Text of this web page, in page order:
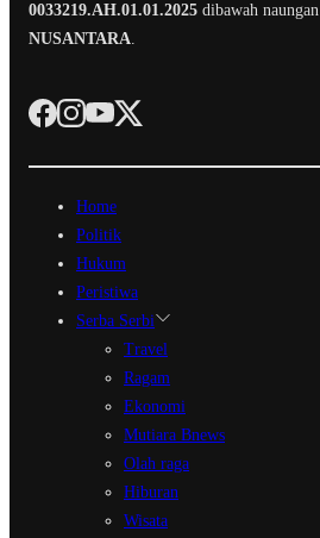
0033219.AH.01.01.2025 dibawah naungan
NUSANTARA.
Home
Politik
Hukum
Peristiwa
Serba Serbi
Travel
Ragam
Ekonomi
Mutiara Bnews
Olah raga
Hiburan
Wisata